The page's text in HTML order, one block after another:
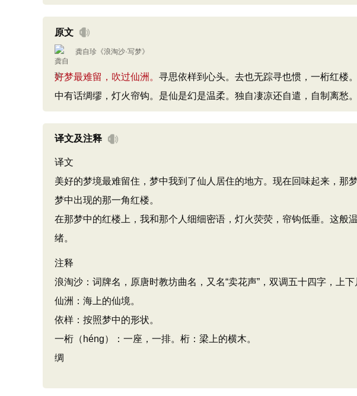
原文
龚自珍 《浪淘沙·写梦》
好梦最难留，吹过仙洲。 寻思依样到心头。去也无踪寻也惯，一桁红楼。
中有话绸缪，灯火帘钩。是仙是幻是温柔。独自凄凉还自遣，自制离愁。
译文及注释
译文
美好的梦境最难留住，梦中我到了仙人居住的地方。现在回味起来，
梦中出现的那一角红楼。
在那梦中的红楼上，我和那个人细细密语，灯火荧荧，帘钩低垂。这
绪。
注释
浪淘沙：词牌名，原唐时教坊曲名，又名“卖花声”，双调五十四字，上下
仙洲：海上的仙境。
依样：按照梦中的形状。
一桁（héng）：一座，一排。桁：梁上的横木。
绸